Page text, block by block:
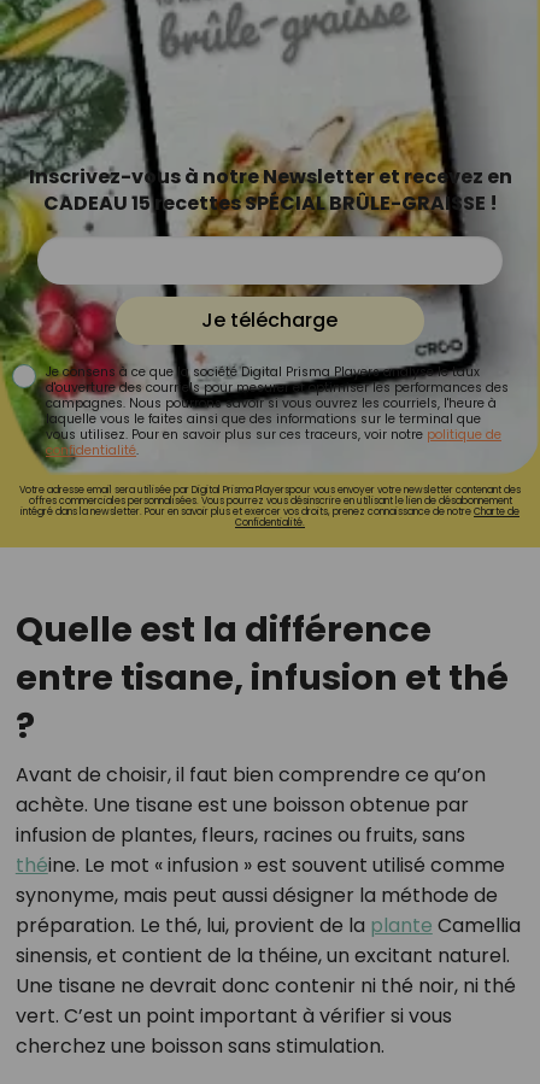
Inscrivez-vous à notre Newsletter et recevez en
CADEAU 15 recettes SPÉCIAL BRÛLE-GRAISSE !
Je télécharge
Je consens à ce que la société Digital Prisma Players analyse le taux
d'ouverture des courriels pour mesurer et optimiser les performances des
campagnes. Nous pourrons savoir si vous ouvrez les courriels, l'heure à
laquelle vous le faites ainsi que des informations sur le terminal que
vous utilisez. Pour en savoir plus sur ces traceurs, voir notre politique de
confidentialité.
Votre adresse email sera utilisée par Digital Prisma Playerspour vous envoyer votre newsletter contenant des
offres commerciales personnalisées. Vous pourrez vous désinscrire en utilisant le lien de désabonnement
intégré dans la newsletter. Pour en savoir plus et exercer vos droits, prenez connaissance de notreCharte de
Confidentialité.
Quelle est la différence
entre tisane, infusion et thé
?
Avant de choisir, il faut bien comprendre ce qu’on
achète. Une tisane est une boisson obtenue par
infusion de plantes, fleurs, racines ou fruits, sans
théine. Le mot « infusion » est souvent utilisé comme
synonyme, mais peut aussi désigner la méthode de
préparation. Le thé, lui, provient de la plante Camellia
sinensis, et contient de la théine, un excitant naturel.
Une tisane ne devrait donc contenir ni thé noir, ni thé
vert. C’est un point important à vérifier si vous
cherchez une boisson sans stimulation.